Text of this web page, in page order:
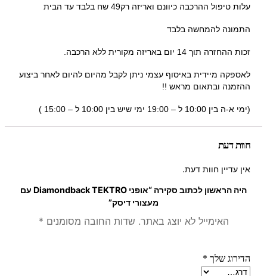
עלות טיפול ההרכבה כיוונם ואריזה רק49 שח בלבד עד הבית
התמונה להמחשה בלבד
זכות ההחזרה תוך 14 יום באריזה מקורית ללא הרכבה.
לאספקה מיידית באיסוף עצמי ניתן לקבל מהיום להיום לאחר ביצוע
ההזמנה ובתאום מראש !!
(ימי א-ה בין 10:00 ל – 19:00 ימי שיש בין 10:00 ל – 15:00 )
חוות דעת
אין עדיין חוות דעת.
היה הראשון לכתוב סקירה “אופני Diamondback TEKTRO עם
מעצורי דיסק”
האימייל לא יוצג באתר. שדות החובה מסומנים *
הדירוג שלך *